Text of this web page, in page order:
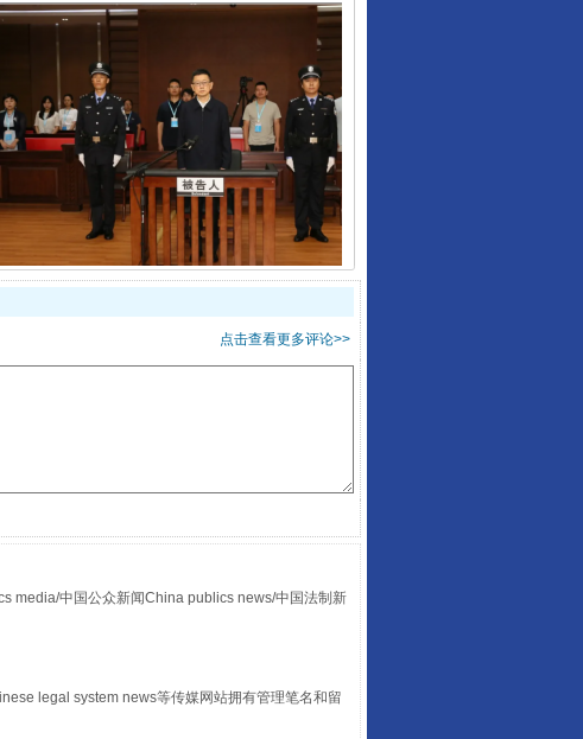
受贿1.44亿！段成刚被判无期
点击查看更多评论>>
media/中国公众新闻China publics news/中国法制新
legal system news等传媒网站拥有管理笔名和留